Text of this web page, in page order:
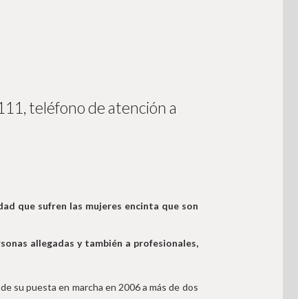
teléfono de atención a
que sufren las mujeres encinta que son
allegadas y también a profesionales,
su puesta en marcha en 2006 a más de dos